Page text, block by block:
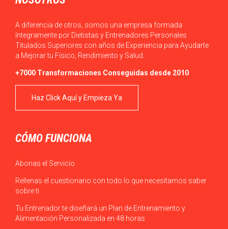
A diferencia de otros, somos una empresa formada
íntegramente por Dietistas y Entrenadores Personales
Titulados Superiores con años de Experiencia para Ayudarte
a Mejorar tu Físico, Rendimiento y Salud.
+7000 Transformaciones Conseguidas desde 2010
Haz Click Aquí y Empieza Ya
CÓMO FUNCIONA
Abonas el Servicio
Rellenas el cuestionario con todo lo que necesitamos saber
sobre ti
Tu Entrenador te diseñará un Plan de Entrenamiento y
Alimentación Personalizada en 48 horas